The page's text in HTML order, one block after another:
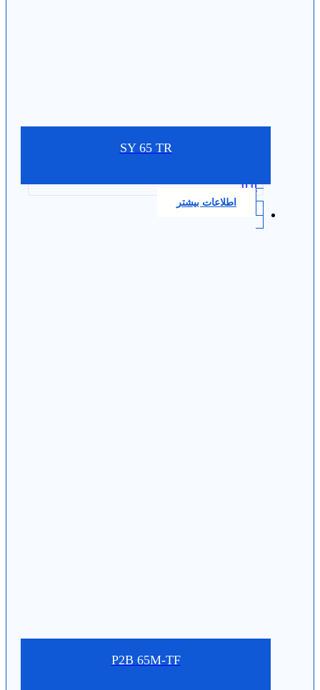
SY 65 TR
0.0
اطلاعات بیشتر
P2B 65M-TF